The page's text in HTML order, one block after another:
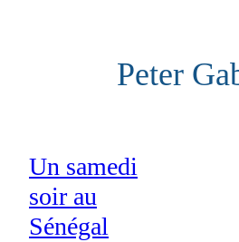
Peter
Un samedi
soir au
Sénégal